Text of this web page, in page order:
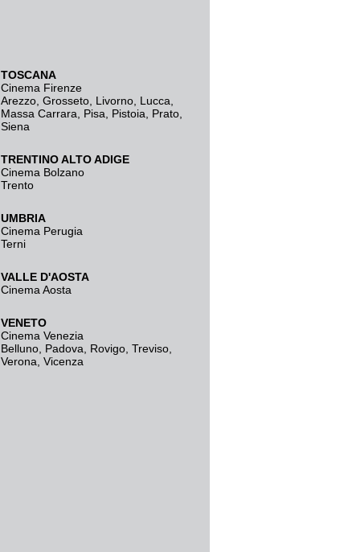
TOSCANA
Cinema Firenze
Arezzo Grosseto Livorno Lucca
Massa Carrara
Pisa Pistoia Prato
Siena
TRENTINO ALTO ADIGE
Cinema Bolzano
Trento
UMBRIA
Cinema Perugia
Terni
VALLE D'AOSTA
Cinema Aosta
VENETO
Cinema Venezia
Belluno Padova Rovigo Treviso
Verona Vicenza